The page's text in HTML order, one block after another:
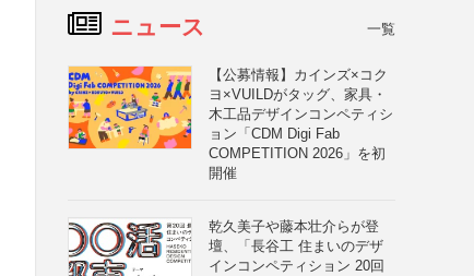
ニュース 一覧
【公募情報】カインズ×コク
ヨ×VUILDがタッグ、家具・
木工品デザインコンペティシ
ョン「CDM Digi Fab
COMPETITION 2026」を初
開催
乾久美子や藤本壮介らが登
壇、「長谷工 住まいのデザ
インコンペティション 20回